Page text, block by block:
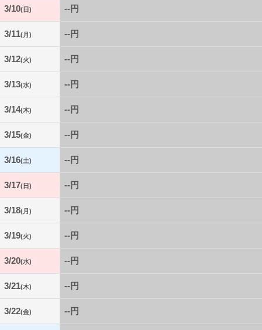
3/10(日) --円
3/11(月) --円
3/12(火) --円
3/13(水) --円
3/14(木) --円
3/15(金) --円
3/16(土) --円
3/17(日) --円
3/18(月) --円
3/19(火) --円
3/20(水) --円
3/21(木) --円
3/22(金) --円